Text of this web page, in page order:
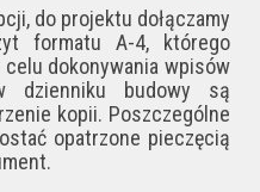
do projektu dołączamy
formatu A-4, którego
dokonywania wpisów
dzienniku budowy są
kopii. Poszczególne
opatrzone pieczęcią